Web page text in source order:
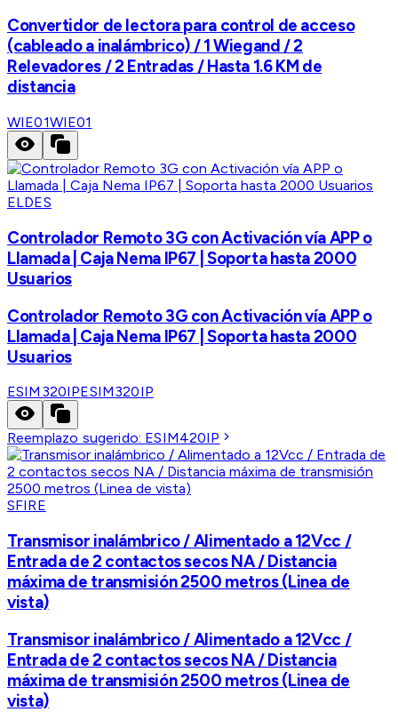
Convertidor de lectora para control de acceso
(cableado a inalámbrico) / 1 Wiegand / 2
Relevadores / 2 Entradas / Hasta 1.6 KM de
distancia
WIE01WIE01
ELDES
Controlador Remoto 3G con Activación vía APP o
Llamada | Caja Nema IP67 | Soporta hasta 2000
Usuarios
Controlador Remoto 3G con Activación vía APP o
Llamada | Caja Nema IP67 | Soporta hasta 2000
Usuarios
ESIM320IPESIM320IP
Reemplazo sugerido: ESIM420IP
SFIRE
Transmisor inalámbrico / Alimentado a 12Vcc /
Entrada de 2 contactos secos NA / Distancia
máxima de transmisión 2500 metros (Linea de
vista)
Transmisor inalámbrico / Alimentado a 12Vcc /
Entrada de 2 contactos secos NA / Distancia
máxima de transmisión 2500 metros (Linea de
vista)